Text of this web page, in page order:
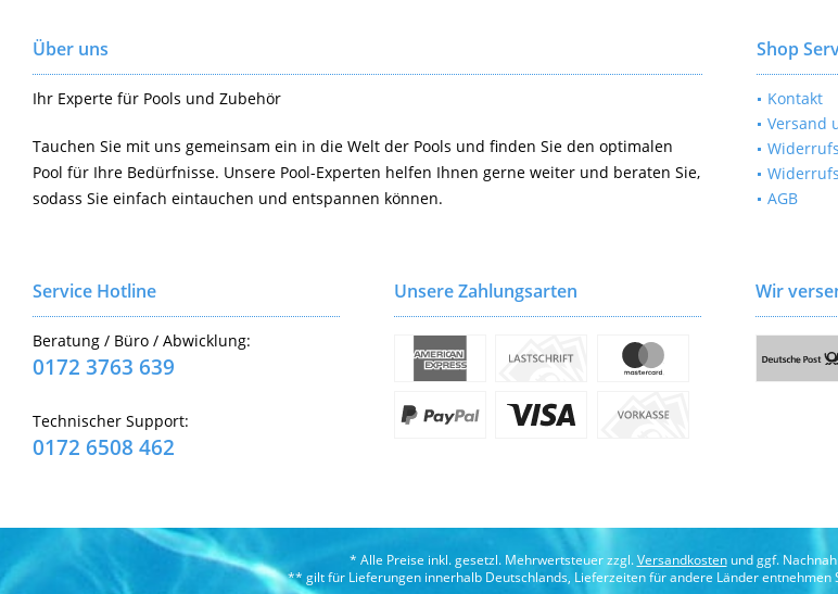
Über uns
Ihr Experte für Pools und Zubehör
Tauchen Sie mit uns gemeinsam ein in die Welt der Pools und finden Sie den optimalen
Pool für Ihre Bedürfnisse. Unsere Pool-Experten helfen Ihnen gerne weiter und beraten Sie,
sodass Sie einfach eintauchen und entspannen können.
Shop
Kontakt
Versand
AGB
Service Hotline
Beratung / Büro / Abwicklung:
0172 3763 639
Technischer Support:
0172 6508 462
Unsere Zahlungsarten Wir
* Alle Preise inkl. gesetzl. Mehrwertsteuer zzgl.Versandkostenund ggf.
** gilt für Lieferungen innerhalb Deutschlands, Lieferzeiten für andere Länder entnehmen